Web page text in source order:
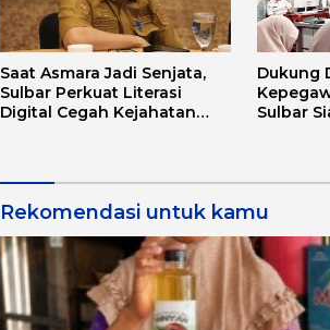
Saat Asmara Jadi Senjata,
Sulbar Perkuat Literasi
Digital Cegah Kejahatan
Dukung
Sulbar
Rekomendasi untuk kamu